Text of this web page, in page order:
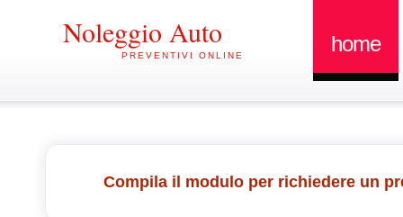
Noleggio Auto
PREVENTIVI ONLINE home
Compila il modulo per richiedere un